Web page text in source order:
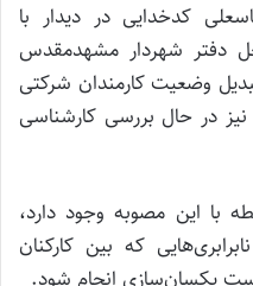
کدخدایی در دیدار با
دفتر شهردار مشهدمقدس
وضعیت کارمندان شرکتی
در حال بررسی کارشناسی
با این مصوبه وجود دارد،
که بین کارکنان
یکسان‌سازی انجام شود.